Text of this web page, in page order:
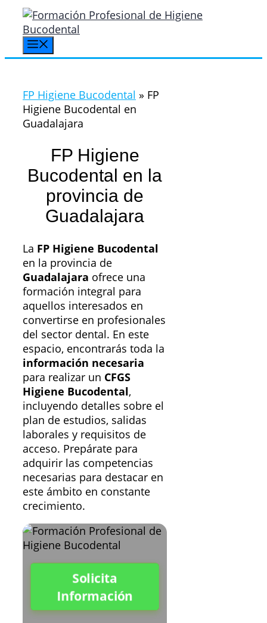
Saltar
contenido
FP Higiene Bucodental » FP
Higiene Bucodental en
Guadalajara
FP Higiene
Bucodental en la
provincia de
Guadalajara
La FP Higiene Bucodental
en la provincia de
Guadalajara ofrece una
formación integral para
aquellos interesados en
convertirse en profesionales
del sector dental. En este
espacio, encontrarás toda la
información necesaria
para realizar un CFGS
Higiene Bucodental,
incluyendo detalles sobre el
plan de estudios, salidas
laborales y requisitos de
acceso. Prepárate para
adquirir las competencias
necesarias para destacar en
este ámbito en constante
crecimiento.
Solicita
Información